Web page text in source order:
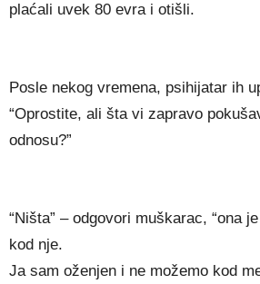
plaćali uvek 80 evra i otišli.
Posle nekog vremena, psihijatar ih
“Oprostite, ali šta vi zapravo
odnosu?”
“Ništa” – odgovori muškarac, “ona
kod nje.
Ja sam oženjen i ne možemo kod